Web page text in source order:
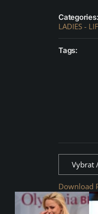
Categories:
LADIES -
Tags:
Vybrat
Download